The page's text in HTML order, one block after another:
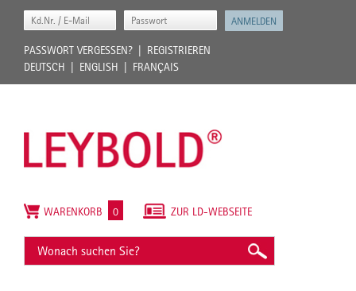
PASSWORT VERGESSEN?
REGISTRIEREN
DEUTSCH
ENGLISH FRANÇAIS
ZUR LD-WEBSEITE
WARENKORB 0